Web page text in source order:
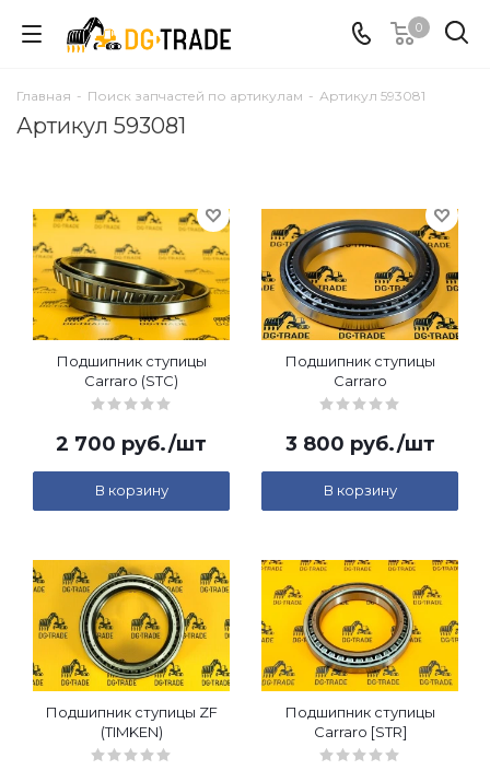
0
Главная - Поиск запчастей по артикулам - Артикул 593081
Артикул 593081
Подшипник ступицы
Carraro (STC)
2 700 руб./шт
В корзину
Подшипник ступицы
Carraro
3 800 руб./шт
В корзину
Подшипник ступицы ZF
(TIMKEN)
Подшипник ступицы
Carraro [STR]